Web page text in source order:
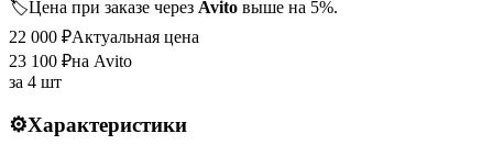
🏷️Цена при заказе через Avito выше на 5%.
22 000 ₽Актуальная цена
23 100 ₽на Avito
за 4 шт
⚙️Характеристики